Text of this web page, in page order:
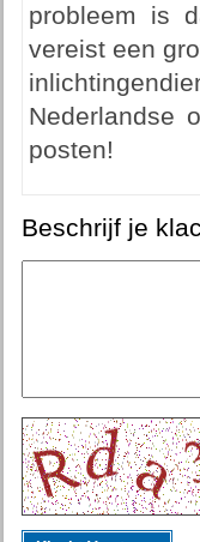
probleem is
vereist een
Nederlandse
posten!
Beschrijf je